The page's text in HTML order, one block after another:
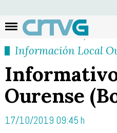
Información Local
Ourense
17/10/2019 09:45 h